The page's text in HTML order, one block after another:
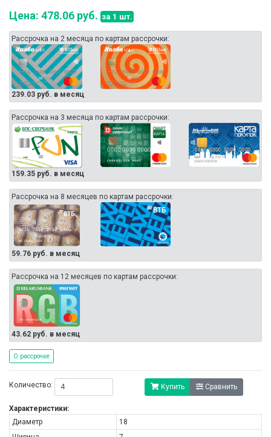
Цена: 478.06 руб. за 1 шт.
Рассрочка на 2 месяца по картам рассрочки:
239.03 руб. в месяц
Рассрочка на 3 месяца по картам рассрочки:
159.35 руб. в месяц
Рассрочка на 8 месяцев по картам рассрочки:
59.76 руб. в месяц
Рассрочка на 12 месяцев по картам рассрочки:
43.62 руб. в месяц
О рассрочке
Количество: Купить Сравнить
Характеристики:
Диаметр
18